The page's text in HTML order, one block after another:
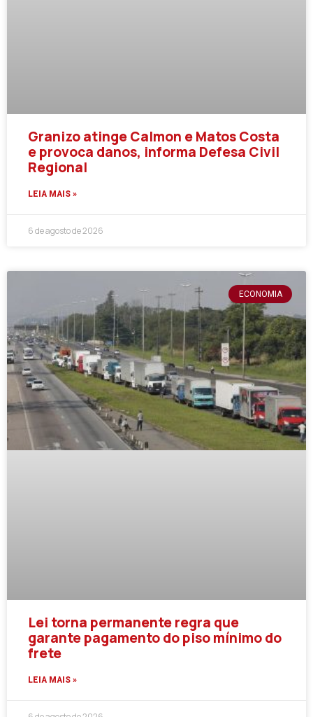
Granizo atinge Calmon e Matos Costa
e provoca danos, informa Defesa Civil
Regional
LEIA MAIS »
6 de agosto de 2026
ECONOMIA
Lei torna permanente regra que
garante pagamento do piso mínimo do
frete
LEIA MAIS »